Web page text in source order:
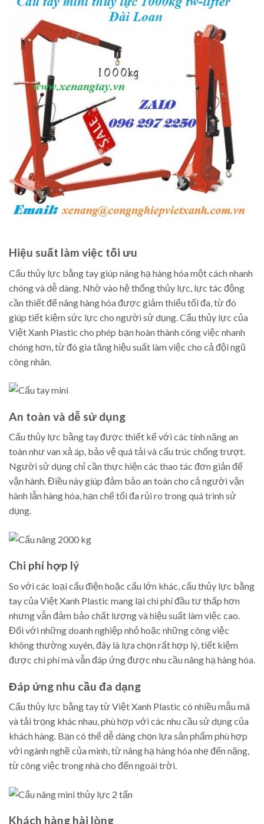
Hiệu suất làm việc tối ưu
Cẩu thủy lực bằng tay giúp nâng hạ hàng hóa một cách nhanh
chóng và dễ dàng. Nhờ vào hệ thống thủy lực, lực tác động
cần thiết để nâng hàng hóa được giảm thiểu tối đa, từ đó
giúp tiết kiệm sức lực cho người sử dụng. Cẩu thủy lực của
Việt Xanh Plastic cho phép bạn hoàn thành công việc nhanh
chóng hơn, từ đó gia tăng hiệu suất làm việc cho cả đội ngũ
công nhân.
An toàn và dễ sử dụng
Cẩu thủy lực bằng tay được thiết kế với các tính năng an
toàn như van xả áp, bảo vệ quá tải và cấu trúc chống trượt.
Người sử dụng chỉ cần thực hiện các thao tác đơn giản để
vận hành. Điều này giúp đảm bảo an toàn cho cả người vận
hành lẫn hàng hóa, hạn chế tối đa rủi ro trong quá trình sử
dụng.
Chi phí hợp lý
So với các loại cẩu điện hoặc cẩu lớn khác, cẩu thủy lực bằng
tay của Việt Xanh Plastic mang lại chi phí đầu tư thấp hơn
nhưng vẫn đảm bảo chất lượng và hiệu suất làm việc cao.
Đối với những doanh nghiệp nhỏ hoặc những công việc
không thường xuyên, đây là lựa chọn rất hợp lý, tiết kiệm
được chi phí mà vẫn đáp ứng được nhu cầu nâng hạ hàng hóa.
Đáp ứng nhu cầu đa dạng
Cẩu thủy lực bằng tay từ Việt Xanh Plastic có nhiều mẫu mã
và tải trọng khác nhau, phù hợp với các nhu cầu sử dụng của
khách hàng. Bạn có thể dễ dàng chọn lựa sản phẩm phù hợp
với ngành nghề của mình, từ nâng hạ hàng hóa nhẹ đến nặng,
từ công việc trong nhà cho đến ngoài trời.
Khách hàng hài lòng